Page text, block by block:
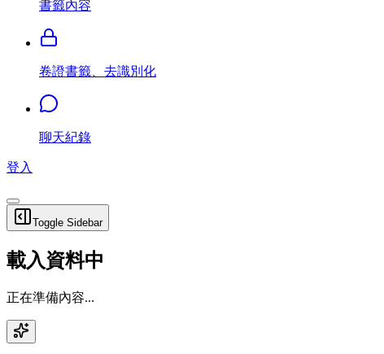
書籤內容
卷證書籤、去識別化
聊天紀錄
登入
Toggle Sidebar
載入資料中
正在準備內容...